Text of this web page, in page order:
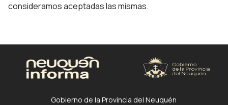
consideramos aceptadas las mismas.
Gobierno de la Provincia del Neuquén